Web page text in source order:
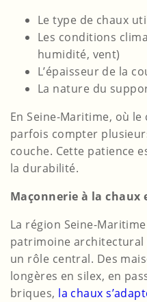
Le type de chaux
Les conditions
humidité, vent)
L’épaisseur de la
La nature du
En Seine-Maritime, où
parfois compter
couche. Cette patience
la durabilité.
Maçonnerie à la
La région Seine-
patrimoine architectural
un rôle central. Des
longères en silex, en
briques, la chaux